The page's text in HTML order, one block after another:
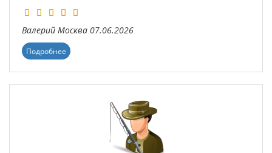
Валерий Москва 07.06.2026
Подробнее